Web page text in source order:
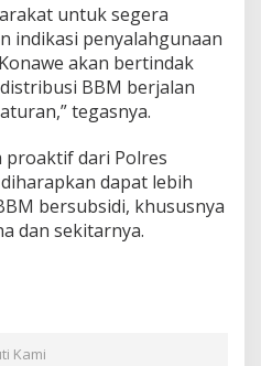
untuk segera
indikasi penyalahgunaan
akan bertindak
BBM berjalan
tegasnya.
proaktif dari Polres
dapat lebih
bersubsidi, khususnya
dan sekitarnya.
Kami